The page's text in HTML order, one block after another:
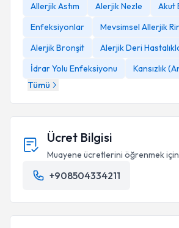
Allerjik Astım Alerjik Nezle
Akut
Enfeksiyonlar
Mevsimsel Allerjik
Alerjik Bronşit
Alerjik Deri
İdrar Yolu Enfeksiyonu
Kansızlık
Tümü
Ücret Bilgisi
Muayene ücretlerini öğrenmek
+908504334211